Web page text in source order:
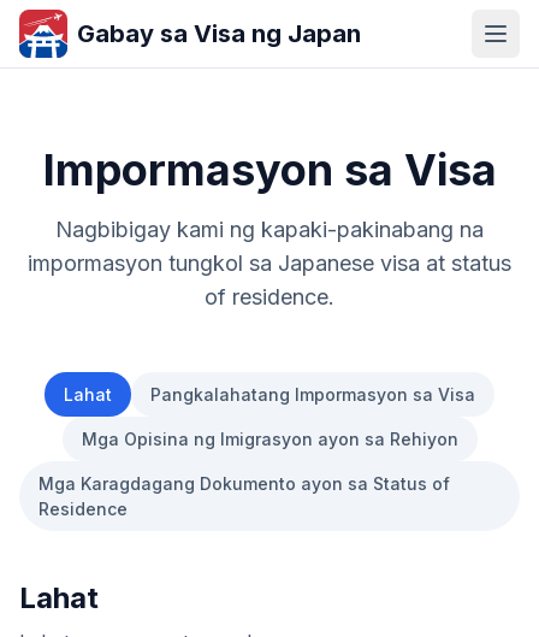
Gabay sa Visa ng Japan
Impormasyon sa Visa
Nagbibigay kami ng kapaki-pakinabang na
impormasyon tungkol sa Japanese visa at status
of residence.
Lahat Pangkalahatang Impormasyon sa Visa
Mga Opisina ng Imigrasyon ayon sa Rehiyon
Mga Karagdagang Dokumento ayon sa Status of
Residence
Lahat